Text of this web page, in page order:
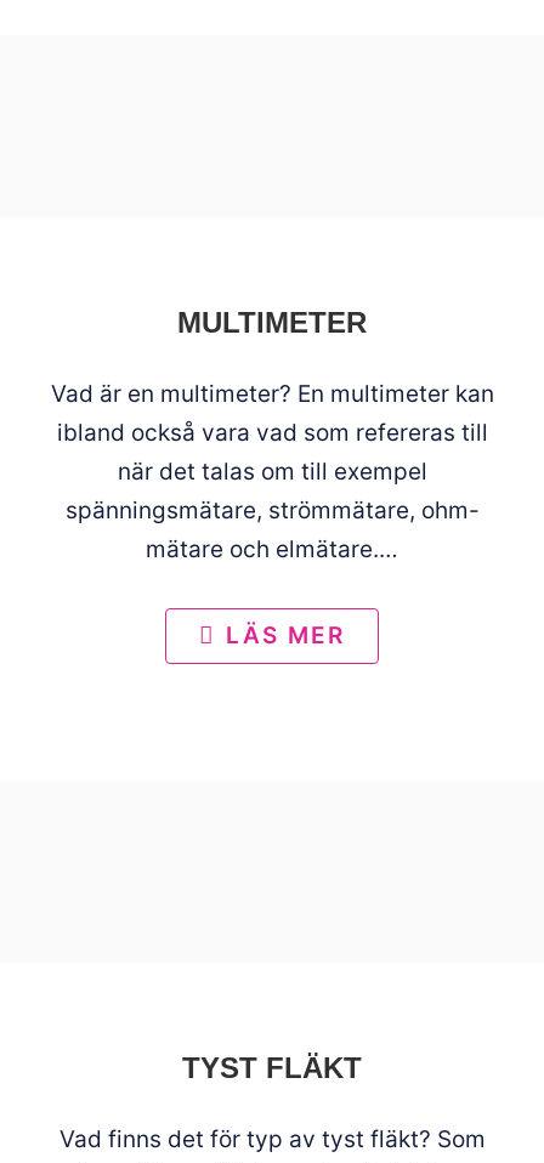
MULTIMETER
Vad är en multimeter? En multimeter kan
ibland också vara vad som refereras till
när det talas om till exempel
spänningsmätare, strömmätare, ohm-
mätare och elmätare.…
LÄS MER
TYST FLÄKT
Vad finns det för typ av tyst fläkt? Som